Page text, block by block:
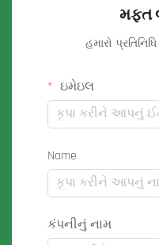
મફત
હમારો
ઇમેઇલ
Name
કંપનીનું નામ